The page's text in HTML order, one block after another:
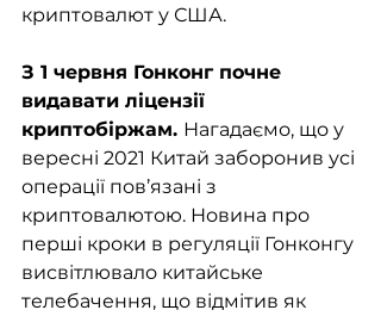
криптовалют у США.
З 1 червня Гонконг почне
видавати ліцензії
криптобіржам. Нагадаємо, що у
вересні 2021 Китай заборонив усі
операції пов’язані з
криптовалютою. Новина про
перші кроки в регуляції Гонконгу
висвітлювало китайське
телебачення, що відмітив як